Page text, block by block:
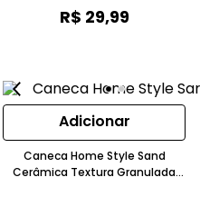
R$ 29,99
Adicionar
Caneca Home Style Sand
Cerâmica Textura Granulada